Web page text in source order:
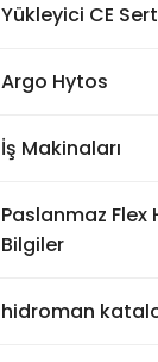
Yükleyici CE
Argo Hytos
İş Makinaları
Paslanmaz Flex
Bilgiler
hidroman